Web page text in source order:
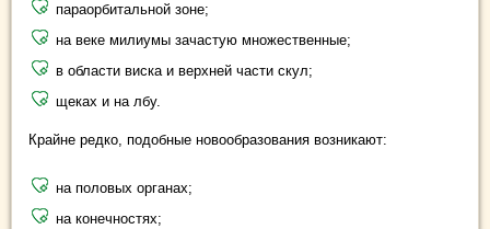
параорбитальной зоне;
на веке милиумы зачастую множественные;
в области виска и верхней части скул;
щеках и на лбу.
Крайне редко, подобные новообразования возникают:
на половых органах;
на конечностях;